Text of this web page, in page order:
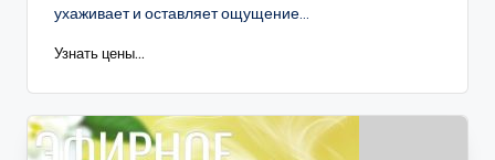
ухаживает и оставляет ощущение...
Узнать цены...